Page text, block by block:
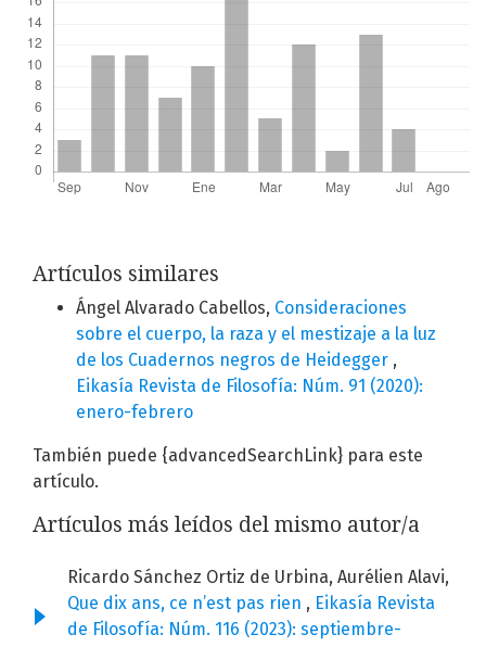
Artículos similares
Ángel Alvarado Cabellos, Consideraciones
sobre el cuerpo, la raza y el mestizaje a la luz
de los Cuadernos negros de Heidegger ,
Eikasía Revista de Filosofía: Núm. 91 (2020):
enero-febrero
También puede {advancedSearchLink} para este
artículo.
Artículos más leídos del mismo autor/a
Ricardo Sánchez Ortiz de Urbina, Aurélien Alavi,
Que dix ans, ce n’est pas rien , Eikasía Revista
de Filosofía: Núm. 116 (2023): septiembre-